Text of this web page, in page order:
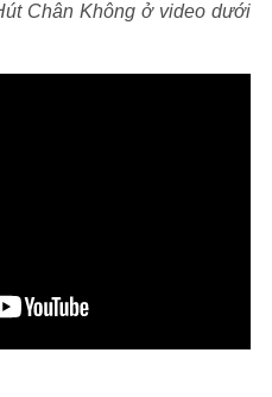
Chân Không ở video dưới